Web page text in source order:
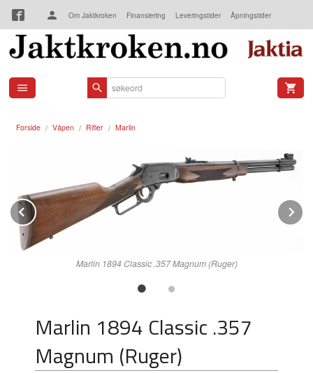
Gå
innholdet
Om Jaktkroken Finansiering Leveringstider Åpningstider
Kjøpsbetingelser Kontakt oss
Forside Våpen Rifler Marlin
Marlin 1894 Classic .357 Magnum (Ruger)
Prev
Marlin 1894 Classic .357
Magnum (Ruger)